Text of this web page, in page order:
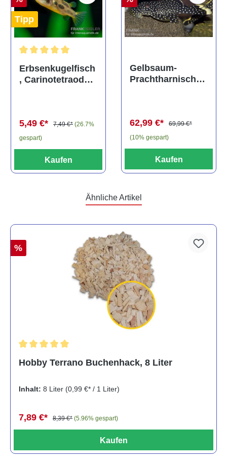
Tipp
Durchschnittliche Bewertung von 5 von 5 Sternen
Erbsenkugelfisch
, Carinotetraodon
5,49 €* 7,49 €* (26.7%
gespart)
Kaufen
Gelbsaum-
Prachtharnischw
62,99 €*
69,99 €*
(10% gespart)
Kaufen
Ähnliche Artikel
%
Hobby Terrano Buchenhack, 8 Liter
Inhalt: 8 Liter (0,99 €* / 1 Liter)
7,89 €* 8,39 €* (5.96% gespart)
Kaufen